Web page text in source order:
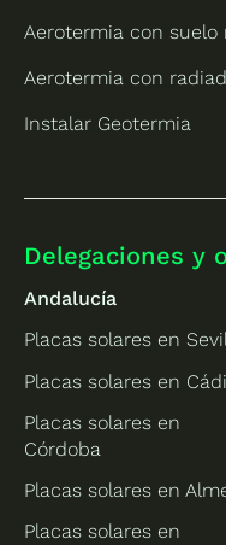
Aerotermia con suelo
Aerotermia con
Instalar Geotermia
Delegaciones y
Andalucía
Placas solares en
Placas solares en
Placas solares en
Córdoba
Placas solares en
Placas solares en